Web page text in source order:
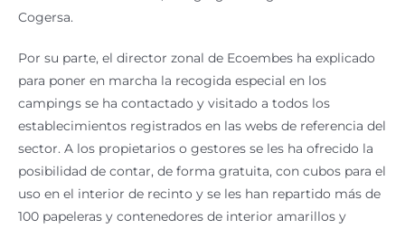
Cogersa.
Por su parte, el director zonal de Ecoembes ha explicado
para poner en marcha la recogida especial en los
campings se ha contactado y visitado a todos los
establecimientos registrados en las webs de referencia del
sector. A los propietarios o gestores se les ha ofrecido la
posibilidad de contar, de forma gratuita, con cubos para el
uso en el interior de recinto y se les han repartido más de
100 papeleras y contenedores de interior amarillos y